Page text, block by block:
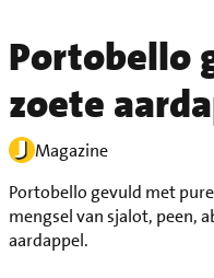
Portobello
zoete
Magazine
Portobello gevuld met
mengsel van sjalot, peen,
aardappel.